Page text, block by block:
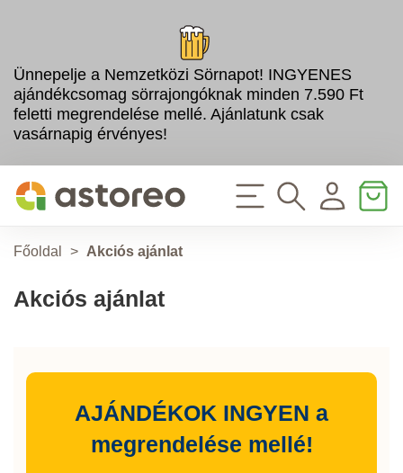
Ünnepelje a Nemzetközi Sörnapot! INGYENES
ajándékcsomag sörrajongóknak minden 7.590 Ft
feletti megrendelése mellé. Ajánlatunk csak
vasárnapig érvényes!
Főoldal > Akciós ajánlat
Akciós ajánlat
AJÁNDÉKOK INGYEN a
megrendelése mellé!